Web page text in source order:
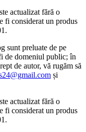
actualizat fără o
fi considerat un produs
sunt preluate de pe
de domeniul public; în
de autor, vă rugăm să
și
actualizat fără o
fi considerat un produs